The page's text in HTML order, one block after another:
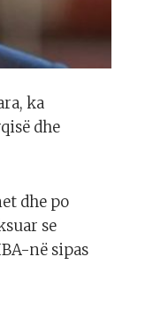
ka
dhe
dhe po
se
në sipas